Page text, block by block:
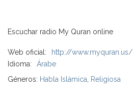
Escuchar radio My Quran online
Web oficial:
http://www.myquran.us/
Idioma:
Árabe
Géneros: Habla Islámica Religiosa